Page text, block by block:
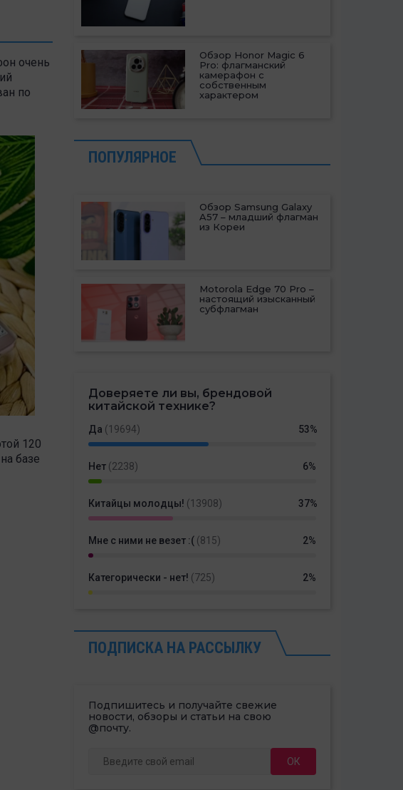
очень
по
120
базе
Обзор Honor Magic 6
Pro: флагманский
камерафон с
собственным
характером
ПОПУЛЯРНОЕ
Обзор Samsung Galaxy
A57 – младший флагман
из Кореи
Motorola Edge 70 Pro –
настоящий изысканный
субфлагман
Доверяете ли вы, брендовой
китайской технике?
Да (19694) 53%
Нет (2238) 6%
Китайцы молодцы! (13908) 37%
Мне с ними не везет :( (815) 2%
Категорически - нет! (725) 2%
ПОДПИСКА НА РАССЫЛКУ
Подпишитесь и получайте свежие
новости, обзоры и статьи на свою
@почту.
ОК